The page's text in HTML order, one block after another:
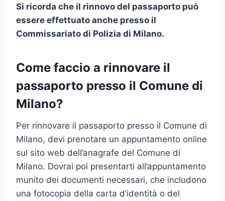
Si ricorda che il rinnovo del passaporto può
essere effettuato anche presso il
Commissariato di Polizia di Milano.
Come faccio a rinnovare il
passaporto presso il Comune di
Milano?
Per rinnovare il passaporto presso il Comune di
Milano, devi prenotare un appuntamento online
sul sito web dell’anagrafe del Comune di
Milano. Dovrai poi presentarti all’appuntamento
munito dei documenti necessari, che includono
una fotocopia della carta d’identità o del